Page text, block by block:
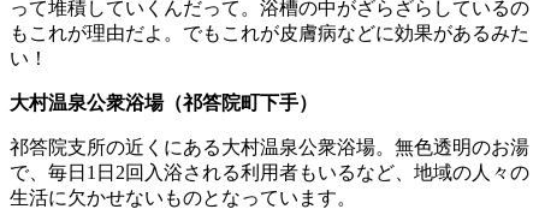
って堆積していくんだって。浴槽の中がざらざらしているの
もこれが理由だよ。でもこれが皮膚病などに効果があるみた
い！
大村温泉公衆浴場（祁答院町下手）
祁答院支所の近くにある大村温泉公衆浴場。無色透明のお湯
で、毎日1日2回入浴される利用者もいるなど、地域の人々の
生活に欠かせないものとなっています。